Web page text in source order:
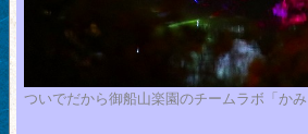
ついでだから御船山楽園のチームラボ「かみ